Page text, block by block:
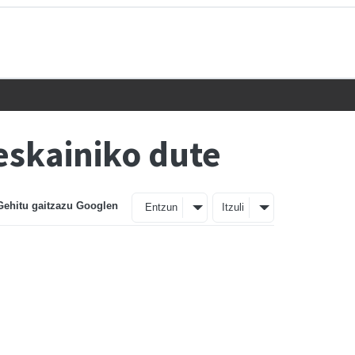
dute
gaitzazu Googlen Entzun Itzuli